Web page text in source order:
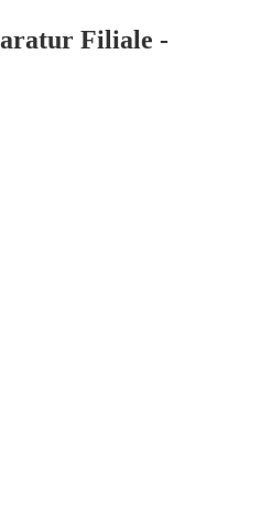
Filiale -